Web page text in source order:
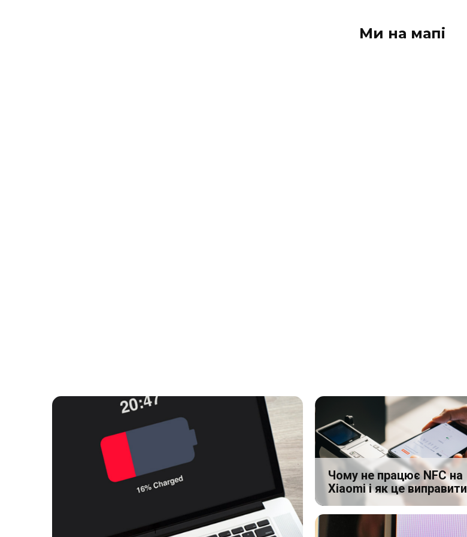
Ми на мапі
Чому не працює NFC на
Xiaomi і як це виправити